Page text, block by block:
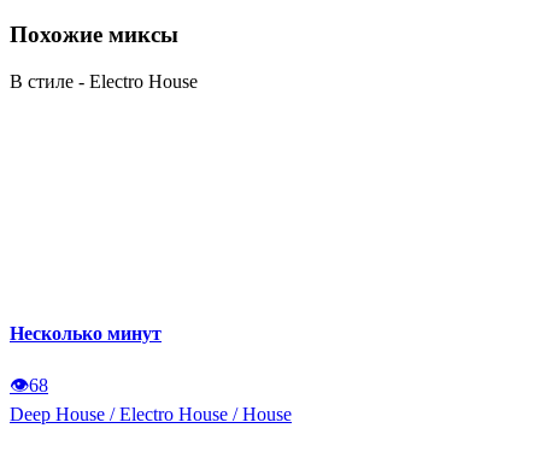
Похожие миксы
В стиле - Electro House
Несколько минут
👁68
Deep House / Electro House / House